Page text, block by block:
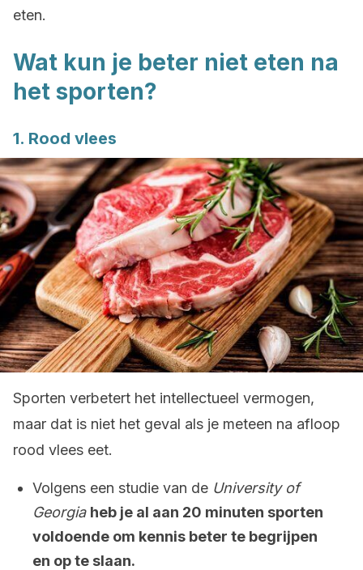
eten.
Wat kun je beter niet eten na
het sporten?
1. Rood vlees
Sporten verbetert het intellectueel vermogen,
maar dat is niet het geval als je meteen na afloop
rood vlees eet.
Volgens een studie van de University of
Georgia heb je al aan 20 minuten sporten
voldoende om kennis beter te begrijpen
en op te slaan.